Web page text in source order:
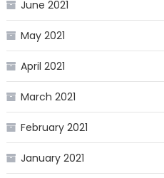
June 2021
May 2021
April 2021
March 2021
February 2021
January 2021